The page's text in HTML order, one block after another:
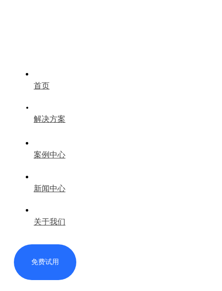
首页
解决方案
案例中心
新闻中心
关于我们
免费试用